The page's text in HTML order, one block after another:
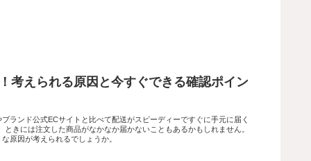
考えられる原因と今すぐできる確認ポイン
ランド公式ECサイトと比べて配送がスピーディーですぐに手元に届く
ときには注文した商品がなかなか届かないこともあるかもしれません。
原因が考えられるでしょうか。